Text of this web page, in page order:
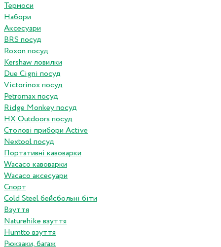
Термоси
Набори
Аксесуари
BRS посуд
Roxon посуд
Kershaw ловилки
Due Cigni посуд
Victorinox посуд
Petromax посуд
Ridge Monkey посуд
HX Outdoors посуд
Столові прибори Active
Nextool посуд
Портативні кавоварки
Wacaco кавоварки
Wacaco аксесуари
Спорт
Cold Steel бейсбольні біти
Взуття
Naturehike взуття
Humtto взуття
Рюкзаки, багаж